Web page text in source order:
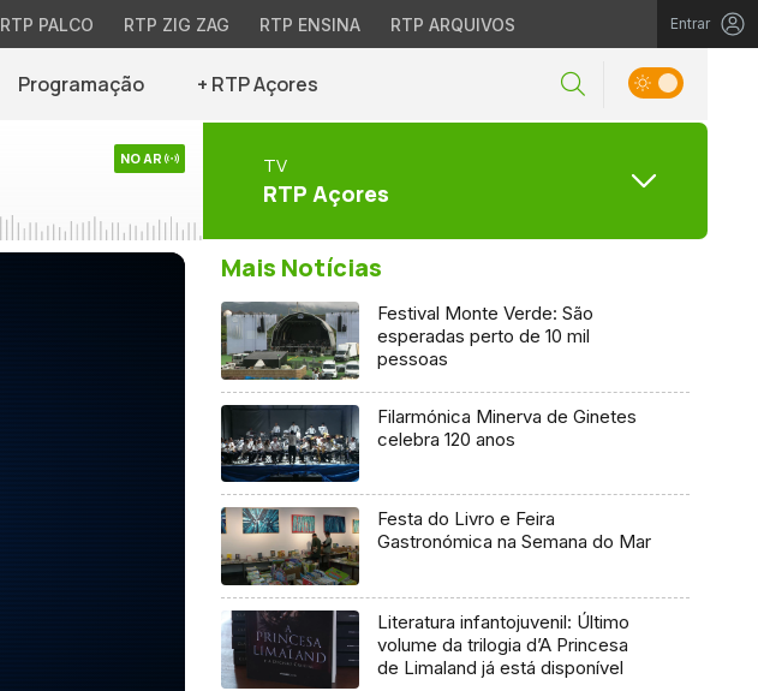
RTP PALCO RTP ZIG ZAG RTP ENSINA RTP ARQUIVOS Entrar
Programação + RTP Açores
NO AR TV
RTP Açores
Mais Notícias
Festival Monte Verde: São
esperadas perto de 10 mil
pessoas
Filarmónica Minerva de Ginetes
celebra 120 anos
Festa do Livro e Feira
Gastronómica na Semana do Mar
Literatura infantojuvenil: Último
volume da trilogia d’A Princesa
de Limaland já está disponível